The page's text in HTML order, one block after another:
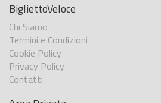
BigliettoVeloce
Chi Siamo
Termini e Condizioni
Cookie Policy
Privacy Policy
Contatti